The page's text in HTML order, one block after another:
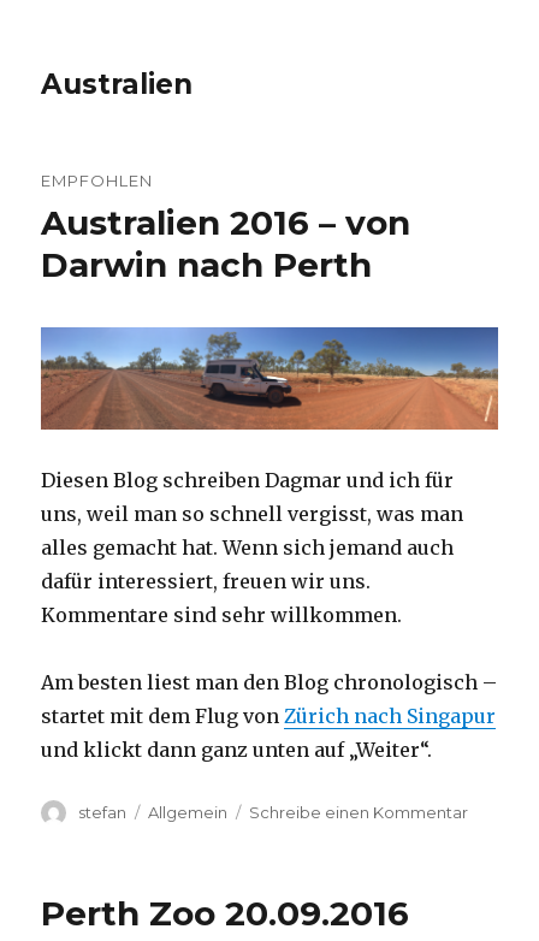
Australien
EMPFOHLEN
Australien 2016 – von
Darwin nach Perth
Diesen Blog schreiben Dagmar und ich für
uns, weil man so schnell vergisst, was man
alles gemacht hat. Wenn sich jemand auch
dafür interessiert, freuen wir uns.
Kommentare sind sehr willkommen.
Am besten liest man den Blog chronologisch –
startet mit dem Flug vonZürich nach Singapur
und klickt dann ganz unten auf „Weiter“.
Autor
stefan Kategorien
Allgemein Schreibe einen Kommentarzu
Perth Zoo 20.09.2016